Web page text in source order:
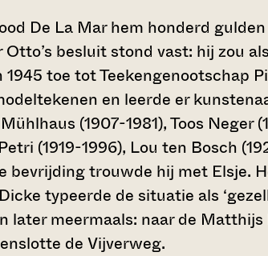
De La Mar hem honderd
besluit stond vast: hij zou
toe tot Teekengenootschap
en leerde er
(1907-1981), Toos Neger
(1919-1996), Lou ten Bosch
bevrijding trouwde hij met Elsje.
typeerde de situatie als
later meermaals: naar de
de Vijverweg.